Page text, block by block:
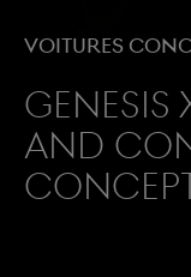
Voitures
AND